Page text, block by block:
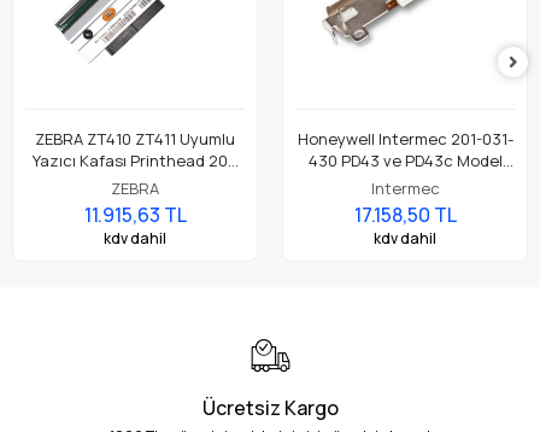
ZEBRA ZT410 ZT411 Uyumlu
Yazıcı Kafası Printhead 203
Dpi Parça No: P1058930-009
ZEBRA
11.915,63 TL
kdv dahil
Honeywell Intermec 201-031-
430 PD43 ve PD43c Model
Barkod Etiket Yazıcı 203 Dpi
Termal Baskı Kafası
Intermec
17.158,50 TL
kdv dahil
Ücretsiz Kargo